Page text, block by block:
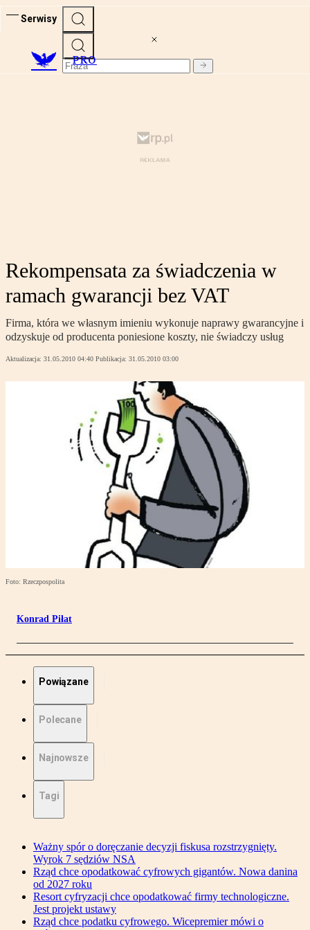
Serwisy
PRO
Rekompensata za świadczenia w
ramach gwarancji bez VAT
Firma, która we własnym imieniu wykonuje naprawy gwarancyjne i
odzyskuje od producenta poniesione koszty, nie świadczy usług
Aktualizacja: 31.05.2010 04:40 Publikacja: 31.05.2010 03:00
Foto: Rzeczpospolita
Konrad Piłat
Powiązane
Polecane
Najnowsze
Tagi
Ważny spór o doręczanie decyzji fiskusa rozstrzygnięty.
Wyrok 7 sędziów NSA
Rząd chce opodatkować cyfrowych gigantów. Nowa danina
od 2027 roku
Resort cyfryzacji chce opodatkować firmy technologiczne.
Jest projekt ustawy
Rząd chce podatku cyfrowego. Wicepremier mówi o